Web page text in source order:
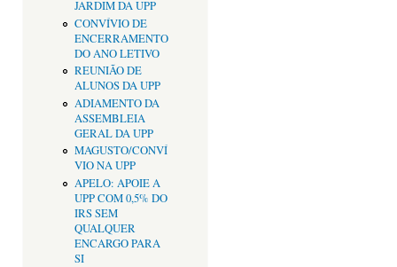
JARDIM DA UPP
CONVÍVIO DE
ENCERRAMENTO
DO ANO LETIVO
REUNIÃO DE
ALUNOS DA UPP
ADIAMENTO DA
ASSEMBLEIA
GERAL DA UPP
MAGUSTO/CONVÍ
VIO NA UPP
APELO: APOIE A
UPP COM 0,5% DO
IRS SEM
QUALQUER
ENCARGO PARA
SI